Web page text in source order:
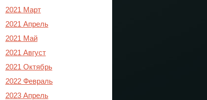
2021 Март
2021 Апрель
2021 Май
2021 Август
2021 Октябрь
2022 Февраль
2023 Апрель